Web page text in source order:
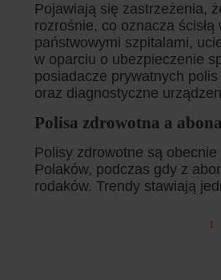
Pojawiają się zastrzeżenia,
rozrośnie, co oznacza
państwowymi szpitalami,
w oparciu o ubezpieczenie
posiadacze prywatnych
oraz diagnostyczne
Polisa zdrowotna a
Polisy zdrowotne są
Polaków, podczas gdy z
rodaków. Trendy stawiają
1